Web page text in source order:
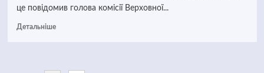
це повідомив голова комісії Верховної...
Детальніше